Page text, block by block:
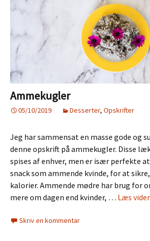
Ammekugler
05/10/2019 Desserter, Opskrifter
Jeg har sammensat en masse gode og
denne opskrift på ammekugler. Disse
spises af enhver, men er især perfekte
snack som ammende kvinde, for at
kalorier. Ammende mødre har brug for
mere om dagen end kvinder, … Læs
Skriv en kommentar